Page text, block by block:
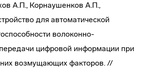
А.П., Корнаушенков А.П.,
для автоматической
волоконно-
цифровой информации при
возмущающих факторов. //